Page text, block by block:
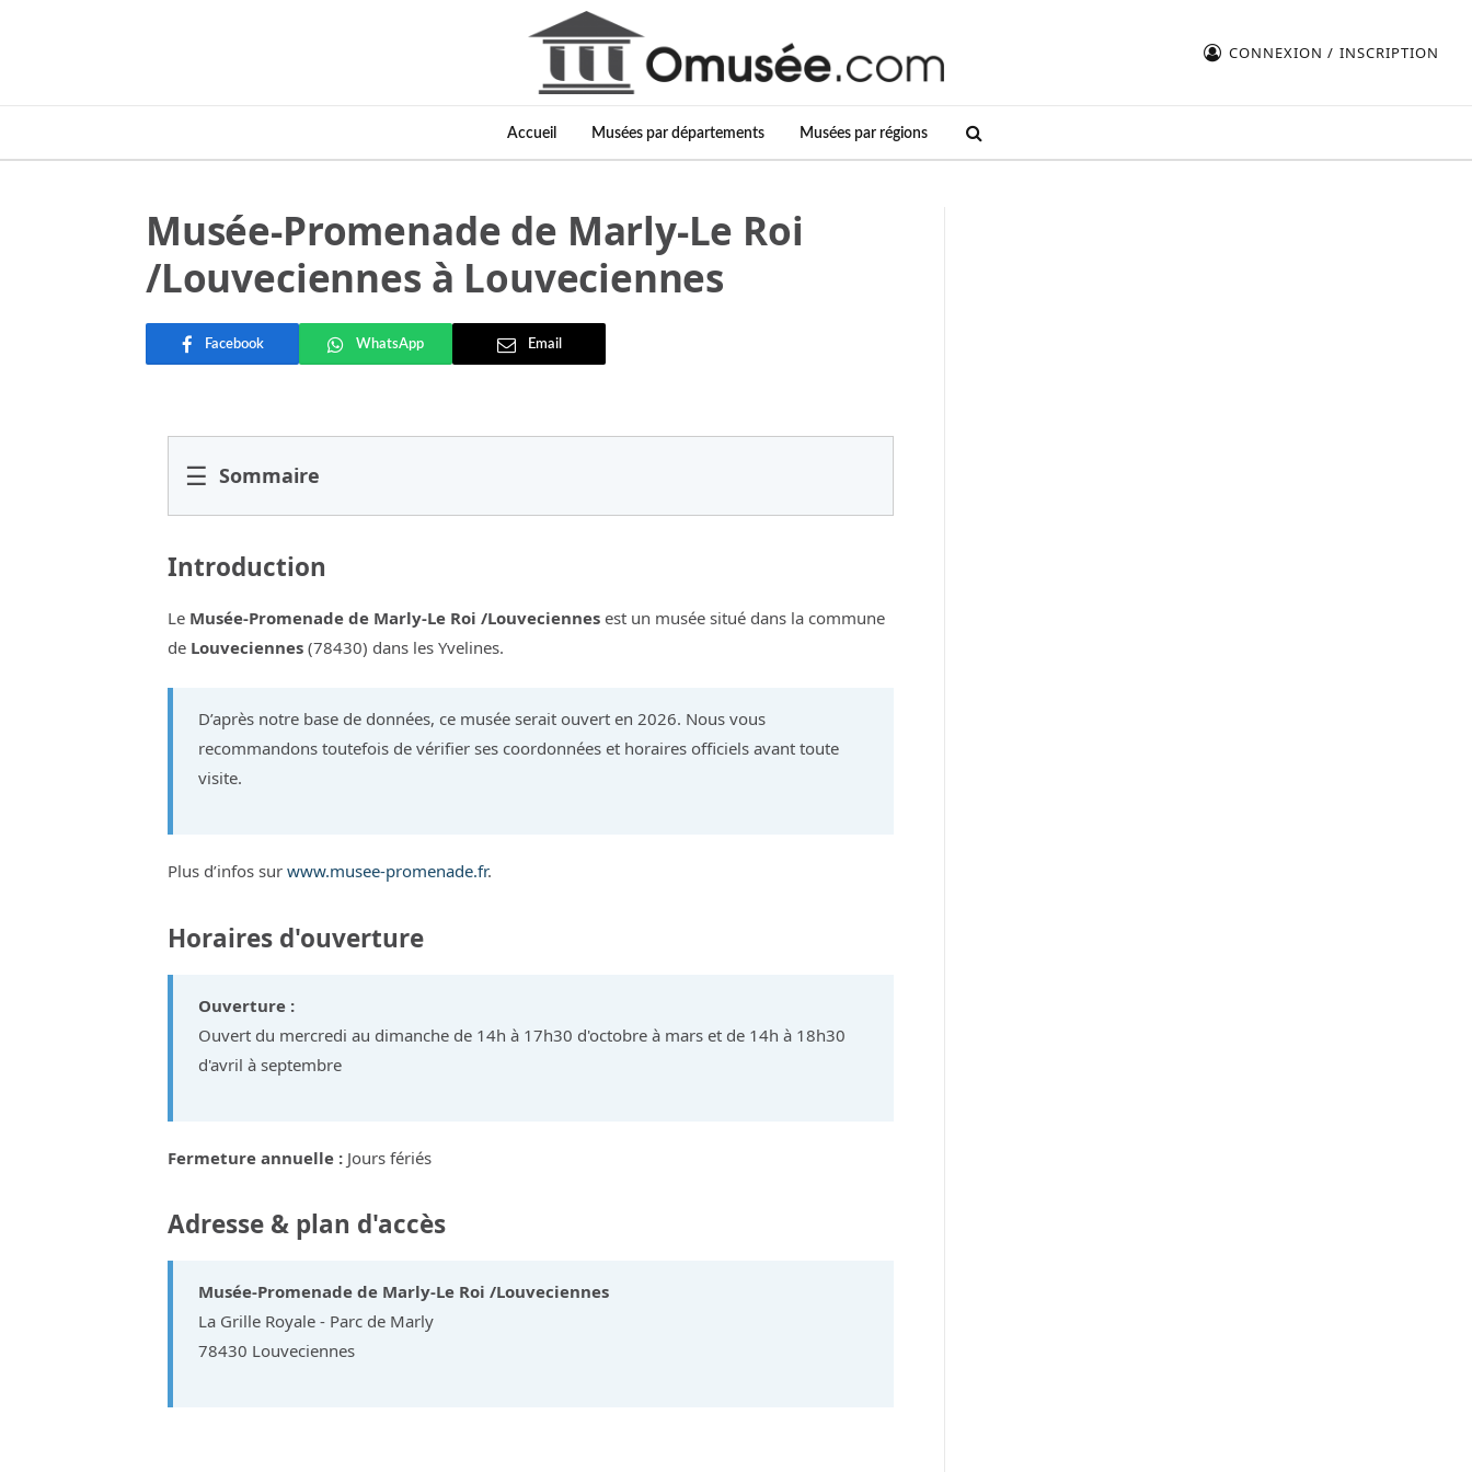
CONNEXION / INSCRIPTION
Accueil Musées par départements Musées par régions
Musée-Promenade de Marly-Le Roi
/Louveciennes à Louveciennes
Facebook WhatsApp Email
☰ Sommaire
Introduction
Le Musée-Promenade de Marly-Le Roi /Louveciennes est un musée situé dans la commune
de Louveciennes (78430) dans les Yvelines.
D’après notre base de données, ce musée serait ouvert en 2026. Nous vous
recommandons toutefois de vérifier ses coordonnées et horaires officiels avant toute
visite.
Plus d’infos sur www.musee-promenade.fr.
Horaires d'ouverture
Ouverture :
Ouvert du mercredi au dimanche de 14h à 17h30 d'octobre à mars et de 14h à 18h30
d'avril à septembre
Fermeture annuelle : Jours fériés
Adresse & plan d'accès
Musée-Promenade de Marly-Le Roi /Louveciennes
La Grille Royale - Parc de Marly
78430 Louveciennes